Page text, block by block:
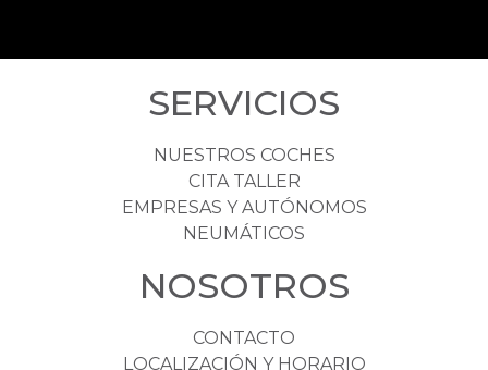
SERVICIOS
NUESTROS COCHES
CITA TALLER
EMPRESAS Y AUTÓNOMOS
NEUMÁTICOS
NOSOTROS
CONTACTO
LOCALIZACIÓN Y HORARIO